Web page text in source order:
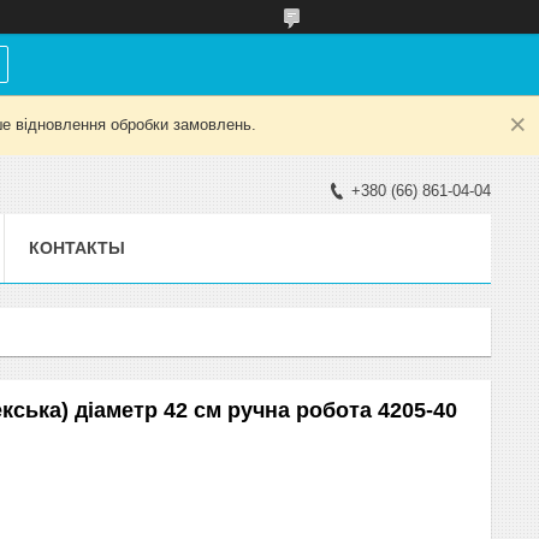
обробки замовлень.
+380 (66) 861-04-04
КОНТАКТЫ
діаметр 42 см ручна робота 4205-40